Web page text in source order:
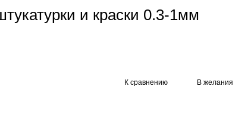
и краски 0.3-1мм
К сравнению В желания